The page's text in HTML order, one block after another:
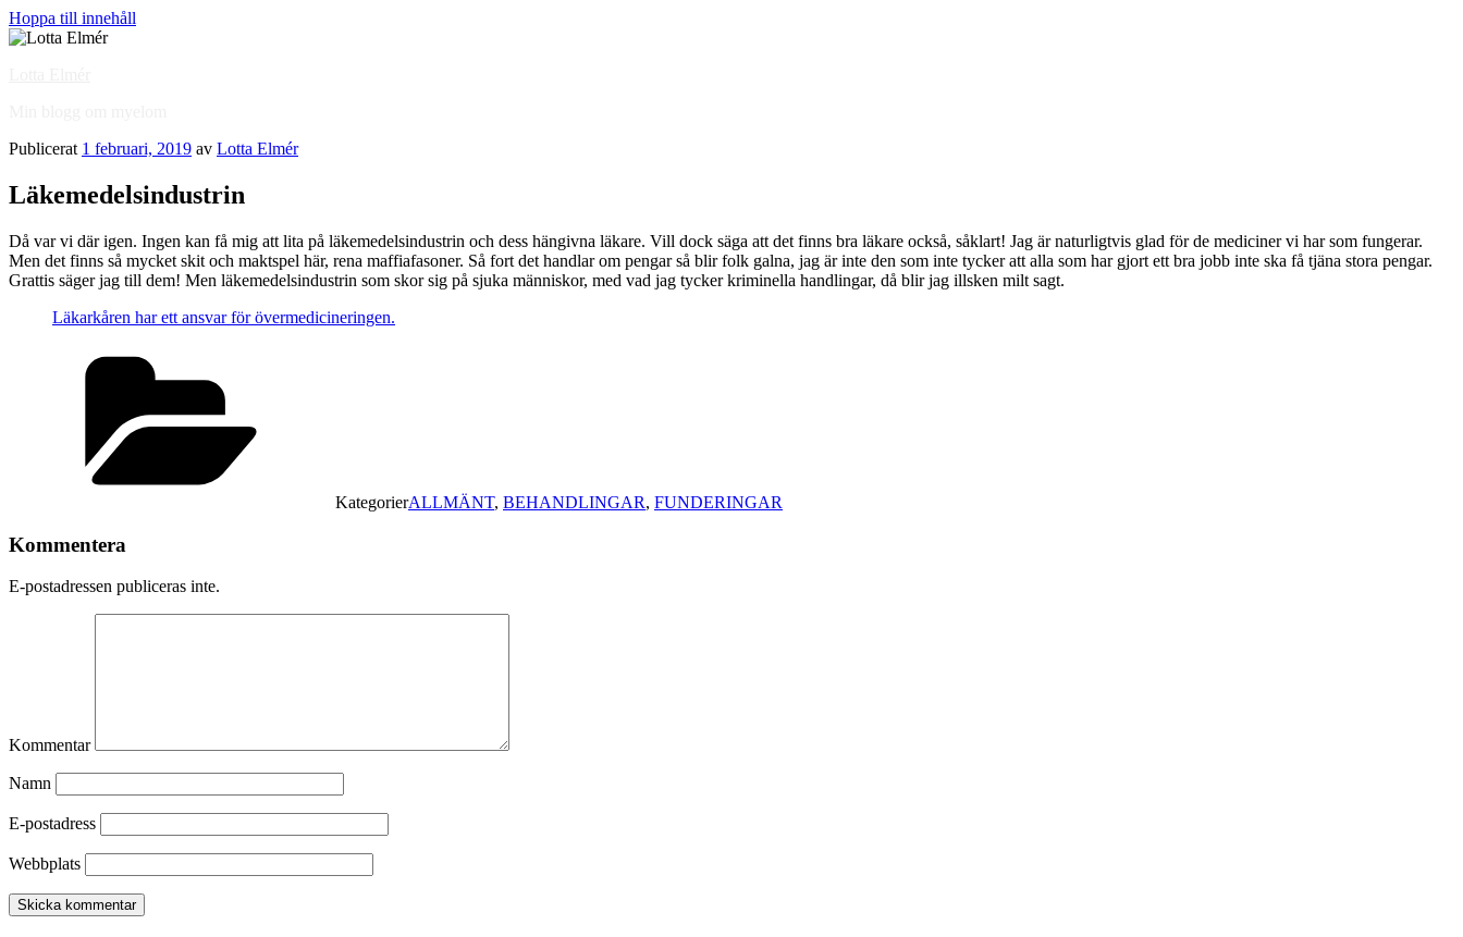
Hoppa till innehåll
Publicerat 1 februari, 2019 av Lotta Elmér
Läkemedelsindustrin
Då var vi där igen. Ingen kan få mig att lita på läkemedelsindustrin och dess hängivna läkare. Vill dock säga att det finns bra läkare också, såklart! Jag är naturligtvis glad för de mediciner vi har som fungerar.
Men det finns så mycket skit och maktspel här, rena maffiafasoner. Så fort det handlar om pengar så blir folk galna, jag är inte den som inte tycker att alla som har gjort ett bra jobb inte ska få tjäna stora pengar.
Grattis säger jag till dem! Men läkemedelsindustrin som skor sig på sjuka människor, med vad jag tycker kriminella handlingar, då blir jag illsken milt sagt.
Läkarkåren har ett ansvar för övermedicineringen.
KategorierALLMÄNT, BEHANDLINGAR, FUNDERINGAR
Kommentera
E-postadressen publiceras inte.
Kommentar
Namn
E-postadress
Webbplats